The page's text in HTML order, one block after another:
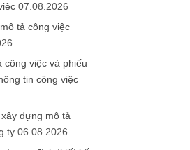
07.08.2026
tả công việc
công việc và phiếu
tin công việc
dựng mô tả
ty 06.08.2026